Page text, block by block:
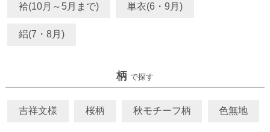
袷(10月～5月まで) 単衣(6・9月)
絽(7・8月)
柄 で探す
吉祥文様 桜柄 秋モチーフ柄 色無地